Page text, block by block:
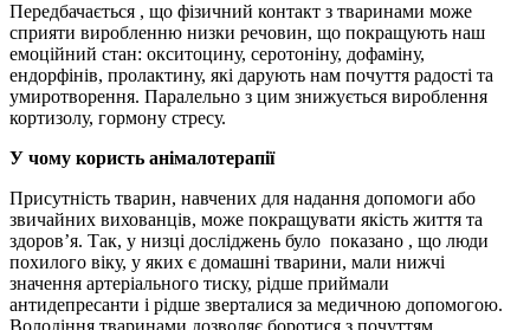
Передбачається , що фізичний контакт з тваринами може
сприяти виробленню низки речовин, що покращують наш
емоційний стан: окситоцину, серотоніну, дофаміну,
ендорфінів, пролактину, які дарують нам почуття радості та
умиротворення. Паралельно з цим знижується вироблення
кортизолу, гормону стресу.
У чому користь анімалотерапії
Присутність тварин, навчених для надання допомоги або
звичайних вихованців, може покращувати якість життя та
здоров’я. Так, у низці досліджень було показано , що люди
похилого віку, у яких є домашні тварини, мали нижчі
значення артеріального тиску, рідше приймали
антидепресанти і рідше зверталися за медичною допомогою.
Володіння тваринами дозволяє боротися з почуттям